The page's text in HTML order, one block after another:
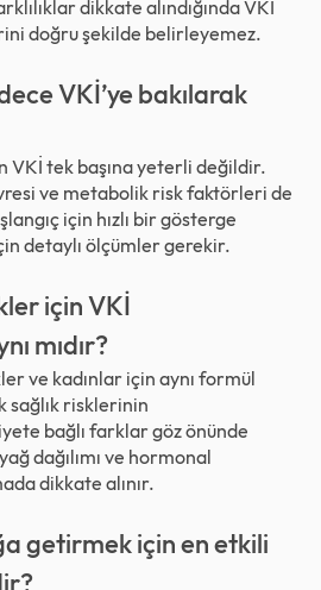
dikkate alındığında VKİ
doğru şekilde belirleyemez.
VKİ’ye bakılarak
VKİ tek başına yeterli değildir.
ve metabolik risk faktörleri de
için hızlı bir gösterge
detaylı ölçümler gerekir.
için VKİ
mıdır?
ve kadınlar için aynı formül
sağlık risklerinin
bağlı farklar göz önünde
dağılımı ve hormonal
dikkate alınır.
getirmek için en etkili